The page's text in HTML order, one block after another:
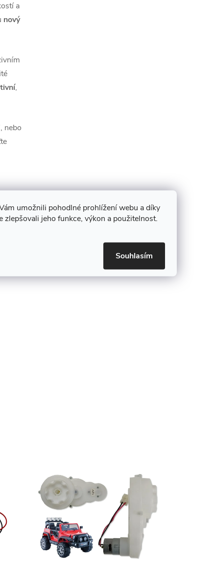
umožnili pohodlné prohlížení webu a díky
zlepšovali jeho funkce, výkon a použitelnost.
Souhlasím
a
nový
,
, nebo